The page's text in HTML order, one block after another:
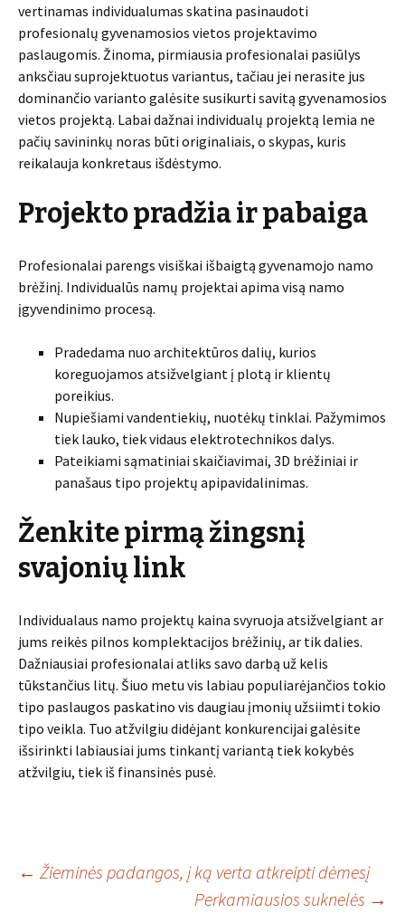
vertinamas individualumas skatina pasinaudoti
profesionalų gyvenamosios vietos projektavimo
paslaugomis. Žinoma, pirmiausia profesionalai pasiūlys
anksčiau suprojektuotus variantus, tačiau jei nerasite jus
dominančio varianto galėsite susikurti savitą gyvenamosios
vietos projektą. Labai dažnai individualų projektą lemia ne
pačių savininkų noras būti originaliais, o skypas, kuris
reikalauja konkretaus išdėstymo.
Projekto pradžia ir pabaiga
Profesionalai parengs visiškai išbaigtą gyvenamojo namo
brėžinį. Individualūs namų projektai apima visą namo
įgyvendinimo procesą.
Pradedama nuo architektūros dalių, kurios
koreguojamos atsižvelgiant į plotą ir klientų
poreikius.
Nupiešiami vandentiekių, nuotėkų tinklai. Pažymimos
tiek lauko, tiek vidaus elektrotechnikos dalys.
Pateikiami sąmatiniai skaičiavimai, 3D brėžiniai ir
panašaus tipo projektų apipavidalinimas.
Ženkite pirmą žingsnį
svajonių link
Individualaus namo projektų kaina svyruoja atsižvelgiant ar
jums reikės pilnos komplektacijos brėžinių, ar tik dalies.
Dažniausiai profesionalai atliks savo darbą už kelis
tūkstančius litų. Šiuo metu vis labiau populiarėjančios tokio
tipo paslaugos paskatino vis daugiau įmonių užsiimti tokio
tipo veikla. Tuo atžvilgiu didėjant konkurencijai galėsite
išsirinkti labiausiai jums tinkantį variantą tiek kokybės
atžvilgiu, tiek iš finansinės pusė.
Įrašo
← Žieminės padangos, į ką verta atkreipti dėmesį
Perkamiausios suknelės →